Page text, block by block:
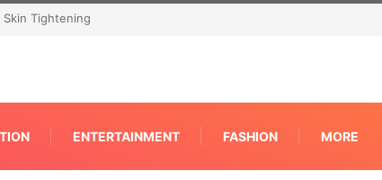
ENTERTAINMENT FASHION MORE